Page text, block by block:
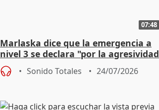
07:48
Marlaska dice que la emergencia a
nivel 3 se declara "por la agresividad
de los incendios"
Sonido Totales 24/07/2026